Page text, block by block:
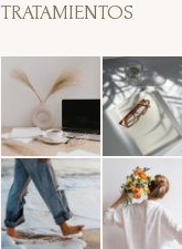
TRATAMIENTOS